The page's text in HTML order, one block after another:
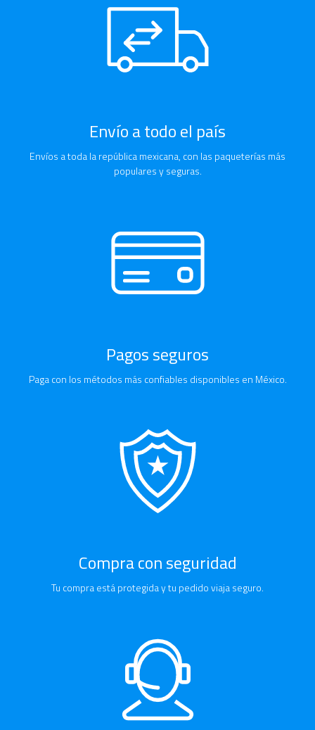
Envío a todo el país
Envíos a toda la república mexicana, con las paqueterías más
populares y seguras.
Pagos seguros
Paga con los métodos más confiables disponibles en México.
Compra con seguridad
Tu compra está protegida y tu pedido viaja seguro.